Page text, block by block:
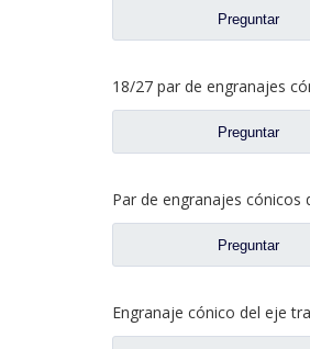
Preguntar
Preguntar
Preguntar